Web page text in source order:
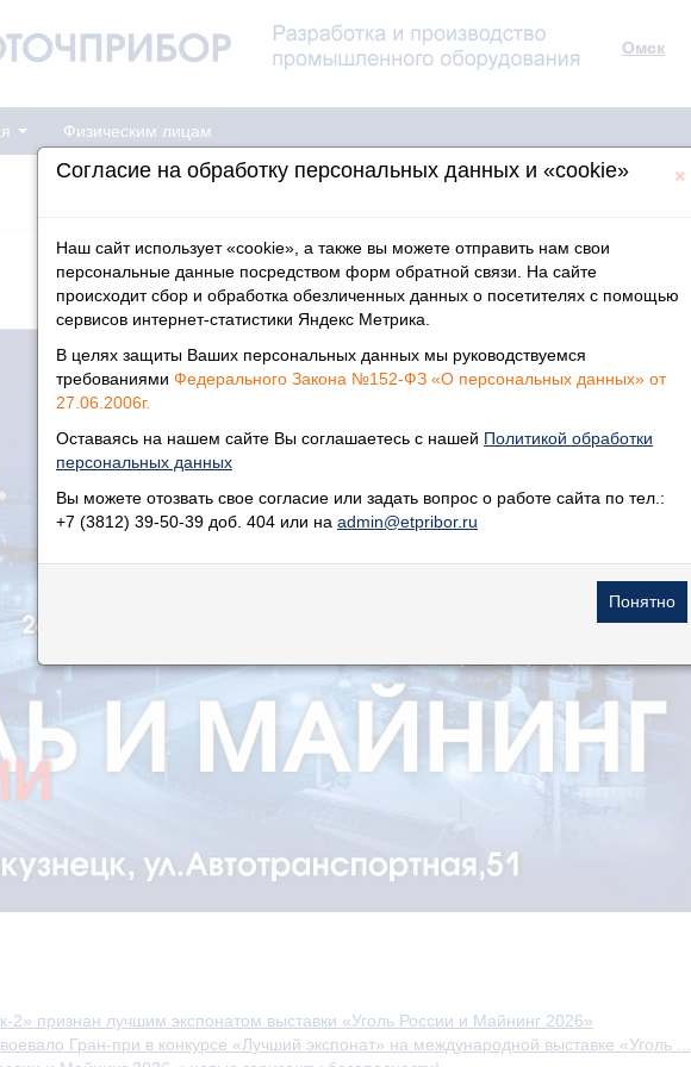
×
Согласие на обработку персональных данных и «cookie»
Наш сайт использует «cookie», а также вы можете отправить нам свои
персональные данные посредством форм обратной связи. На сайте
происходит сбор и обработка обезличенных данных о посетителях с помощью
сервисов интернет-статистики Яндекс Метрика.
В целях защиты Ваших персональных данных мы руководствуемся
требованиями Федерального Закона №152-ФЗ «О персональных данных» от
27.06.2006г.
Оставаясь на нашем сайте Вы соглашаетесь с нашей Политикой обработки
персональных данных
Вы можете отозвать свое согласие или задать вопрос о работе сайта по тел.:
+7 (3812) 39-50-39 доб. 404 или на admin@etpribor.ru
Омск
Физическим лицам
2» признан лучшим экспонатом выставки «Уголь России и Майнинг 2026»
Гран-при в конкурсе «Лучший экспонат» на международной выставке «Уголь ...